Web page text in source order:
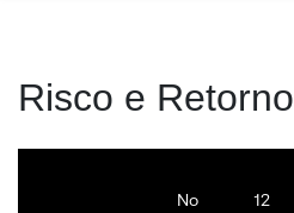
Risco e Retorno
No
12